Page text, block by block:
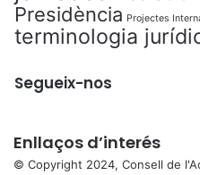
Presidència Projectes
terminologia
Segueix-nos
Enllaços d’interés
© Copyright 2024, Consell de